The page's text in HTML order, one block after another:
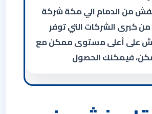
من الدمام الي مكة شركة
من كبرى الشركات التي توفر
على أعلى مستوى ممكن مع
فيمكنك الحصول